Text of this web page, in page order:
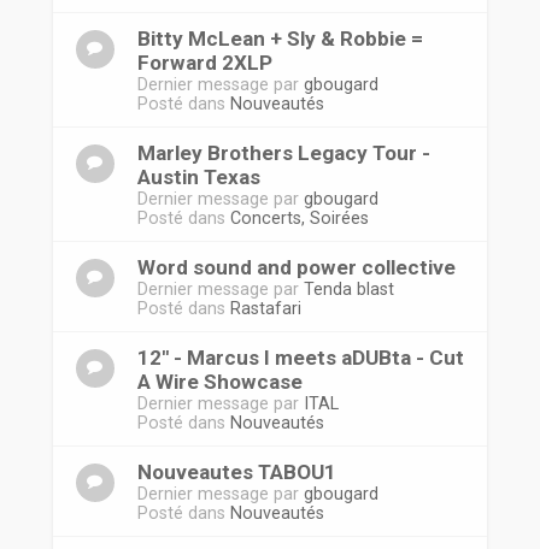
Bitty McLean + Sly & Robbie =
Forward 2XLP
Dernier message par gbougard
Posté dans Nouveautés
Marley Brothers Legacy Tour -
Austin Texas
Dernier message par gbougard
Posté dans Concerts, Soirées
Word sound and power collective
Dernier message par Tenda blast
Posté dans Rastafari
12'' - Marcus I meets aDUBta - Cut
A Wire Showcase
Dernier message par ITAL
Posté dans Nouveautés
Nouveautes TABOU1
Dernier message par gbougard
Posté dans Nouveautés